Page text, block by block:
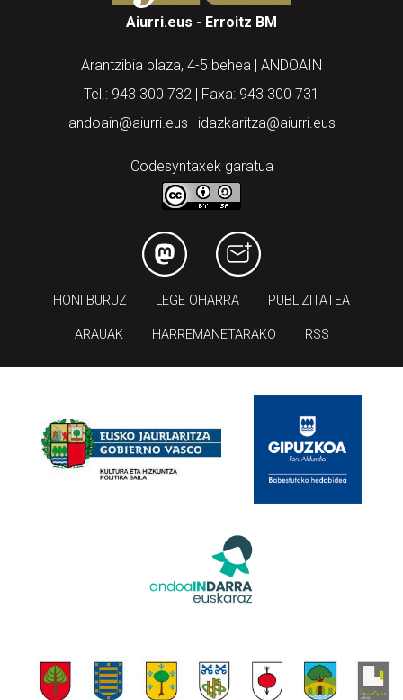
Aiurri.eus - Erroitz BM
Arantzibia plaza, 4-5 behea | ANDOAIN
Tel.: 943 300 732 | Faxa: 943 300 731
andoain@aiurri.eus | idazkaritza@aiurri.eus
Codesyntaxek garatua
HONI BURUZ LEGE OHARRA PUBLIZITATEA
ARAUAK HARREMANETARAKO RSS